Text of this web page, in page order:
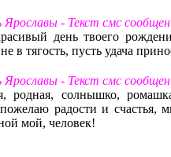
Ярославы - Текст смс
день твоего
в тягость, пусть удача
Ярославы - Текст смс
родная, солнышко,
радости и счастья,
мой, человек!